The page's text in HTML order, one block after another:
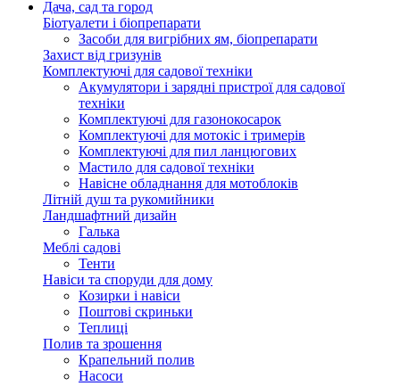
Дача, сад та город
Біотуалети і біопрепарати
Засоби для вигрібних ям, біопрепарати
Захист від гризунів
Комплектуючі для садової техніки
Акумулятори і зарядні пристрої для садової
техніки
Комплектуючі для газонокосарок
Комплектуючі для мотокіс і тримерів
Комплектуючі для пил ланцюгових
Мастило для садової техніки
Навісне обладнання для мотоблоків
Літній душ та рукомийники
Ландшафтний дизайн
Галька
Меблі садові
Тенти
Навіси та споруди для дому
Козирки і навіси
Поштові скриньки
Теплиці
Полив та зрошення
Крапельний полив
Насоси